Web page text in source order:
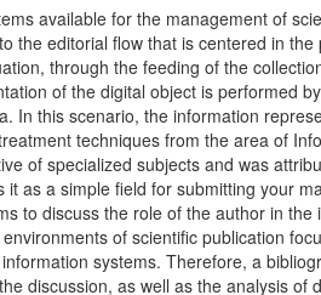
available for the management of
the editorial flow that is centered in
through the feeding of the
of the digital object is performed
In this scenario, the information
techniques from the area of
of specialized subjects and was
it as a simple field for submitting your
to discuss the role of the author in
of scientific publication
systems. Therefore, a
discussion, as well as the analysis of